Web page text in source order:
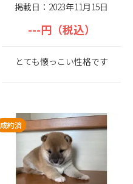
掲載日：2023年11月15日
---円（税込）
とても懐っこい性格です
成約済